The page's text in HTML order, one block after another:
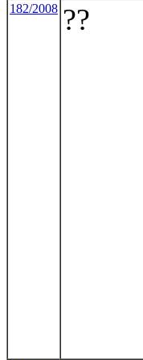
182/2008 ??